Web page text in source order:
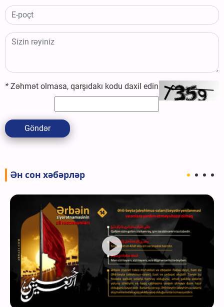
* Zəhmət olmasa, qarşıdakı kodu daxil edin
Göndər
Ән сон хәбәрләр